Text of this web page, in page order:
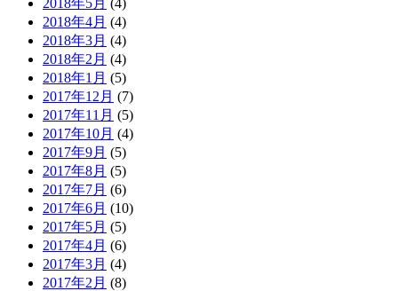
2018年5月 (4)
2018年4月 (4)
2018年3月 (4)
2018年2月 (4)
2018年1月 (5)
2017年12月 (7)
2017年11月 (5)
2017年10月 (4)
2017年9月 (5)
2017年8月 (5)
2017年7月 (6)
2017年6月 (10)
2017年5月 (5)
2017年4月 (6)
2017年3月 (4)
2017年2月 (8)